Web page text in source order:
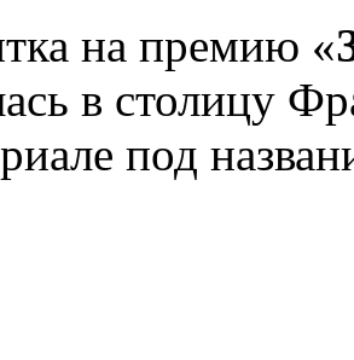
на премию «
в столицу
под